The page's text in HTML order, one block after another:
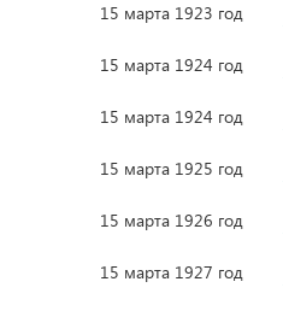
15 марта 1923 год
15 марта 1924 год
15 марта 1924 год
15 марта 1925 год
15 марта 1926 год
15 марта 1927 год